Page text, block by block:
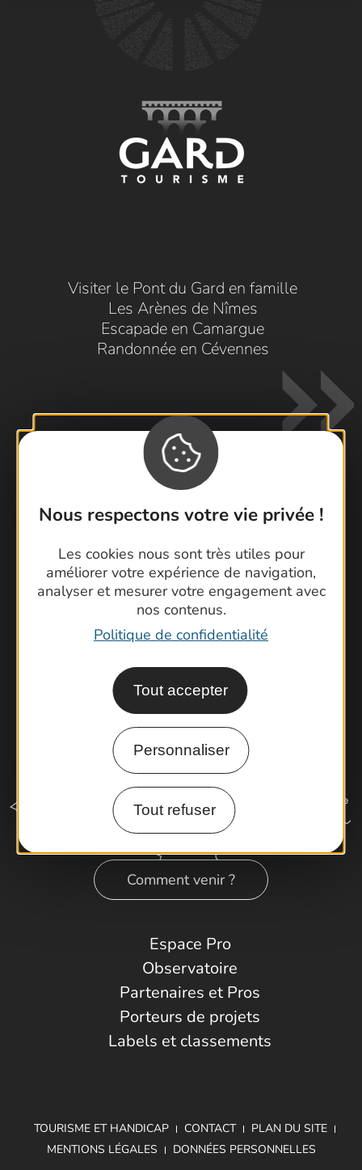
Nous respectons votre vie privée !
Les cookies nous sont très utiles pour
améliorer votre expérience de navigation,
analyser et mesurer votre engagement avec
nos contenus.
Politique de confidentialité
Tout accepter
Personnaliser
Tout refuser
Visiter le Pont du Gard en famille
Les Arènes de Nîmes
Escapade en Camargue
Randonnée en Cévennes
Contactez-nous !
Brochures
Cartoguides et Topoguides
Latitude Gard
Comment venir ?
Espace Pro
Observatoire
Partenaires et Pros
Porteurs de projets
Labels et classements
TOURISME ET HANDICAP CONTACT
PLAN DU SITE
MENTIONS LÉGALES
DONNÉES PERSONNELLES